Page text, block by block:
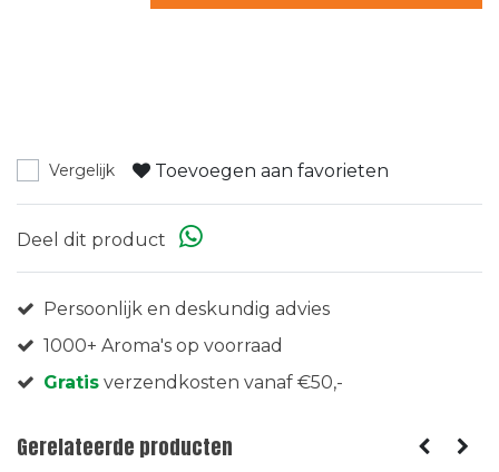
Vergelijk Toevoegen aan favorieten
Deel dit product
Persoonlijk en deskundig advies
1000+ Aroma's op voorraad
Gratis verzendkosten vanaf €50,-
Gerelateerde producten